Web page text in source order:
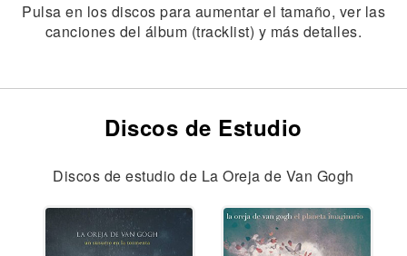
Pulsa en los discos para aumentar el tamaño, ver las
canciones del álbum (tracklist) y más detalles.
Discos de Estudio
Discos de estudio de La Oreja de Van Gogh